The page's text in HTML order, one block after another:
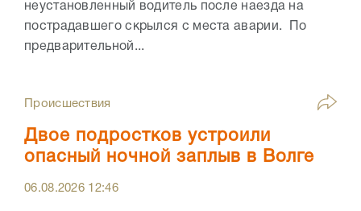
неустановленный водитель после наезда на
пострадавшего скрылся с места аварии. По
предварительной...
Происшествия
Двое подростков устроили
опасный ночной заплыв в Волге
06.08.2026 12:46